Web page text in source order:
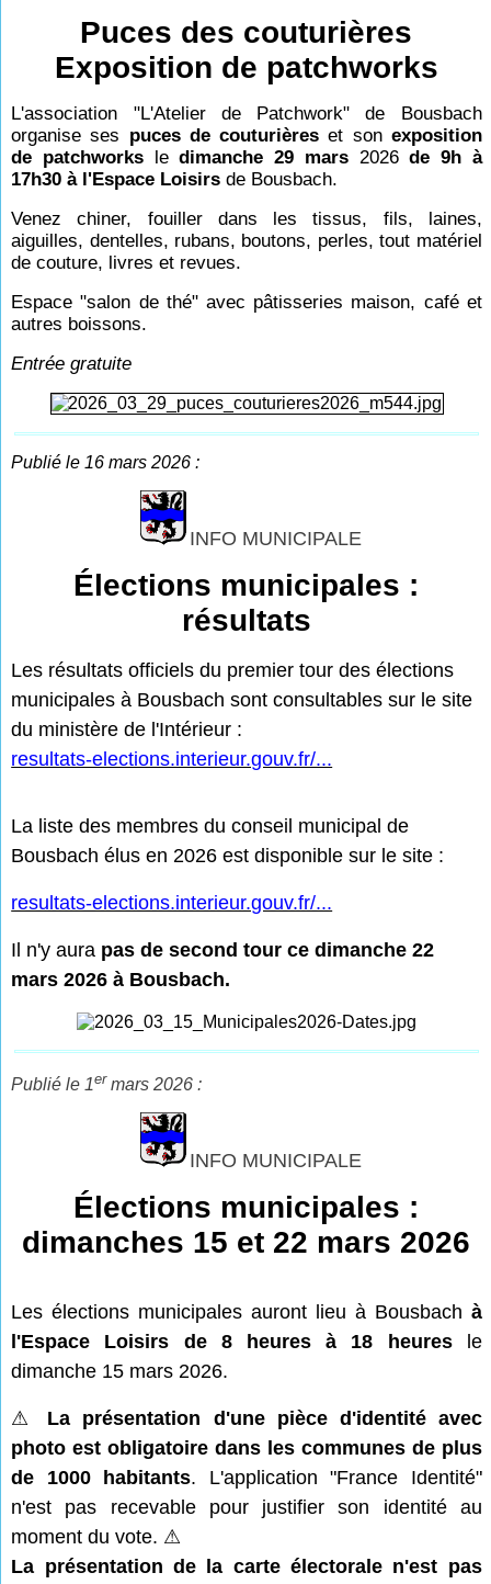
Puces des couturières
Exposition de patchworks
L'association "L'Atelier de Patchwork" de Bousbach
organise ses puces de couturières et son exposition
de patchworksledimanche 29 mars2026de 9h à
17h30 à l'Espace Loisirs de Bousbach.
Venez chiner, fouiller dans les tissus, fils, laines,
aiguilles, dentelles, rubans, boutons, perles, tout matériel
de couture, livres et revues.
Espace "salon de thé" avec pâtisseries maison, café et
autres boissons.
Entrée gratuite
Publié le 16 mars 2026 :
INFO MUNICIPALE
Élections municipales :
résultats
Les résultats officiels du premier tour des élections
municipales à Bousbach sont consultables sur le site
du ministère de l'Intérieur :
resultats-elections.interieur.gouv.fr/...
La liste des membres du conseil municipal de
Bousbach élus en 2026 est disponible sur le site :
resultats-elections.interieur.gouv.fr/...
Il n'y aura pas de second tour ce dimanche 22
mars 2026 à Bousbach.
Publié le 1er mars 2026 :
INFO MUNICIPALE
Élections municipales :
dimanches 15 et 22 mars 2026
Les élections municipales auront lieu à Bousbach à
l'Espace Loisirs de 8 heures à 18 heuresle
dimanche 15 mars 2026.
⚠ La présentation d'une pièce d'identité avec
photo est obligatoire dans les communes de plus
de 1000 habitants. L'application "France Identité"
n'est pas recevable pour justifier son identité au
moment du vote. ⚠
La présentation de la carte électorale n'est pas